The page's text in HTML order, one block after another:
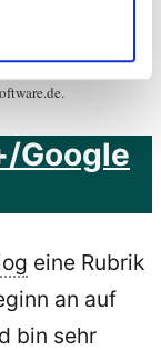
sind,
Google
eine Rubrik
an auf
bin sehr